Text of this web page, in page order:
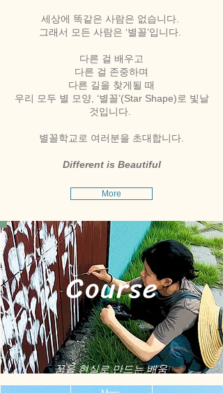
세상에 똑같은 사람은 없습니다.
그래서 모든 사람은 ‘별꼴’입니다.
다른 걸 배우고
다른 걸 존중하며
다른 길을 찾게될 때
우리 모두 별 모양, ‘별꼴’(Star Shape)로 빛날
것입니다.
별꼴학교로 여러분을 초대합니다.
Different is Beautiful
More
Course
​꿈을 현실로 만드는 배움